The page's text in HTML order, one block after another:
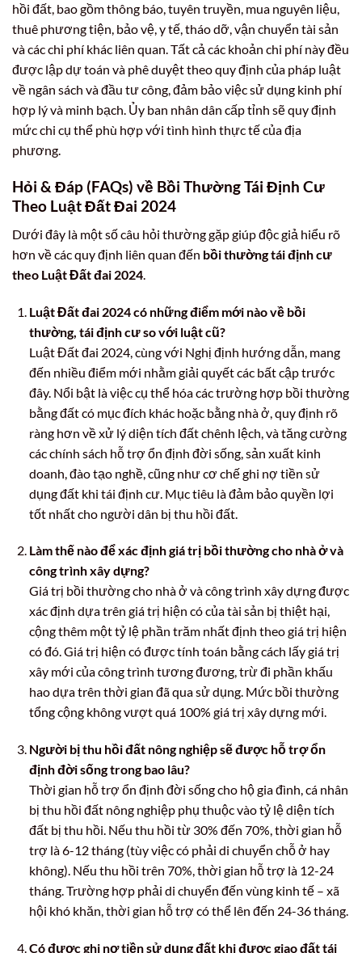
hồi đất, bao gồm thông báo, tuyên truyền, mua nguyên liệu,
thuê phương tiện, bảo vệ, y tế, tháo dỡ, vận chuyển tài sản
và các chi phí khác liên quan. Tất cả các khoản chi phí này đều
được lập dự toán và phê duyệt theo quy định của pháp luật
về ngân sách và đầu tư công, đảm bảo việc sử dụng kinh phí
hợp lý và minh bạch. Ủy ban nhân dân cấp tỉnh sẽ quy định
mức chi cụ thể phù hợp với tình hình thực tế của địa
phương.
Hỏi & Đáp (FAQs) về Bồi Thường Tái Định Cư
Theo Luật Đất Đai 2024
Dưới đây là một số câu hỏi thường gặp giúp độc giả hiểu rõ
hơn về các quy định liên quan đến bồi thường tái định cư
theo Luật Đất đai 2024.
Luật Đất đai 2024 có những điểm mới nào về bồi
thường, tái định cư so với luật cũ?
Luật Đất đai 2024, cùng với Nghị định hướng dẫn, mang
đến nhiều điểm mới nhằm giải quyết các bất cập trước
đây. Nổi bật là việc cụ thể hóa các trường hợp bồi thường
bằng đất có mục đích khác hoặc bằng nhà ở, quy định rõ
ràng hơn về xử lý diện tích đất chênh lệch, và tăng cường
các chính sách hỗ trợ ổn định đời sống, sản xuất kinh
doanh, đào tạo nghề, cũng như cơ chế ghi nợ tiền sử
dụng đất khi tái định cư. Mục tiêu là đảm bảo quyền lợi
tốt nhất cho người dân bị thu hồi đất.
Làm thế nào để xác định giá trị bồi thường cho nhà ở và
công trình xây dựng?
Giá trị bồi thường cho nhà ở và công trình xây dựng được
xác định dựa trên giá trị hiện có của tài sản bị thiệt hại,
cộng thêm một tỷ lệ phần trăm nhất định theo giá trị hiện
có đó. Giá trị hiện có được tính toán bằng cách lấy giá trị
xây mới của công trình tương đương, trừ đi phần khấu
hao dựa trên thời gian đã qua sử dụng. Mức bồi thường
tổng cộng không vượt quá 100% giá trị xây dựng mới.
Người bị thu hồi đất nông nghiệp sẽ được hỗ trợ ổn
định đời sống trong bao lâu?
Thời gian hỗ trợ ổn định đời sống cho hộ gia đình, cá nhân
bị thu hồi đất nông nghiệp phụ thuộc vào tỷ lệ diện tích
đất bị thu hồi. Nếu thu hồi từ 30% đến 70%, thời gian hỗ
trợ là 6-12 tháng (tùy việc có phải di chuyển chỗ ở hay
không). Nếu thu hồi trên 70%, thời gian hỗ trợ là 12-24
tháng. Trường hợp phải di chuyển đến vùng kinh tế – xã
hội khó khăn, thời gian hỗ trợ có thể lên đến 24-36 tháng.
Có được ghi nợ tiền sử dụng đất khi được giao đất tái